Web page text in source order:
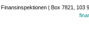
Finansinspektionen | Box 7821, 103